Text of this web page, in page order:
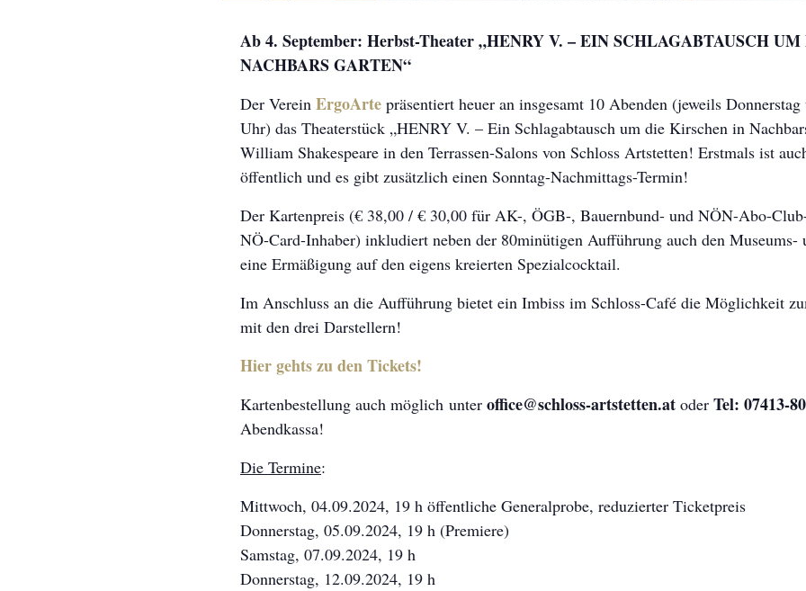
Ab 4. September: Herbst-Theater „HENRY V. – EIN SCHLAGABTAUSCH
NACHBARS GARTEN“
Der Verein ErgoArte präsentiert heuer an insgesamt 10 Abenden (jeweils
Uhr) das Theaterstück „HENRY V. – Ein Schlagabtausch um die Kirschen in
William Shakespeare in den Terrassen-Salons von Schloss Artstetten! Erstmals ist
öffentlich und es gibt zusätzlich einen Sonntag-Nachmittags-Termin!
Der Kartenpreis (€ 38,00 / € 30,00 für AK-, ÖGB-, Bauernbund- und NÖN-Abo-
NÖ-Card-Inhaber) inkludiert neben der 80minütigen Aufführung auch den Museums-
eine Ermäßigung auf den eigens kreierten Spezialcocktail.
Im Anschluss an die Aufführung bietet ein Imbiss im Schloss-Café die Möglichkeit
mit den drei Darstellern!
Hier gehts zu den Tickets!
Kartenbestellung auch möglich unter office@schloss-artstetten.at oder Tel: 07413-
Abendkassa!
Die Termine:
Mittwoch, 04.09.2024, 19 h öffentliche Generalprobe, reduzierter Ticketpreis
Donnerstag, 05.09.2024, 19 h (Premiere)
Samstag, 07.09.2024, 19 h
Donnerstag, 12.09.2024, 19 h